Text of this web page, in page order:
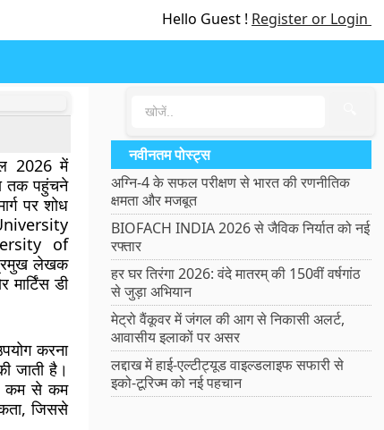
Hello Guest ! Register or Login
2026 में
तक पहुंचने
पर शोध
of
लेखक
डी
करना
जाती है।
कम से कम
जिससे
नवीनतम पोस्ट्स
अग्नि-4 के सफल परीक्षण से भारत की रणनीतिक
क्षमता और मजबूत
BIOFACH INDIA 2026 से जैविक निर्यात को नई
रफ्तार
हर घर तिरंगा 2026: वंदे मातरम् की 150वीं वर्षगांठ
से जुड़ा अभियान
मेट्रो वैंकूवर में जंगल की आग से निकासी अलर्ट,
आवासीय इलाकों पर असर
लद्दाख में हाई-एल्टीट्यूड वाइल्डलाइफ सफारी से
इको-टूरिज्म को नई पहचान